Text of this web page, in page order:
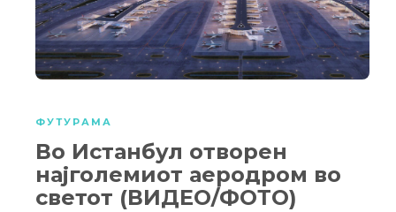
ФУТУРАМА
Во Истанбул отворен
најголемиот аеродром во
светот (ВИДЕО/ФОТО)